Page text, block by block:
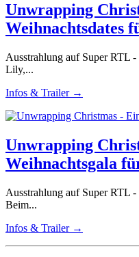
Unwrapping
Weihnachtsdates
Ausstrahlung auf Super RTL
Lily,...
Infos & Trailer →
Unwrapping
Weihnachtsgala
Ausstrahlung auf Super RTL
Beim...
Infos & Trailer →